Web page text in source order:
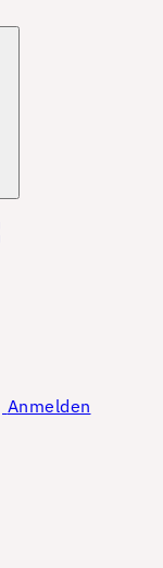
Anmelden